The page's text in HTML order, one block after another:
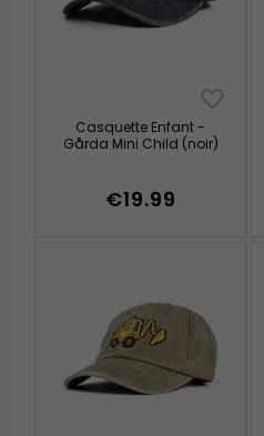
Casquette Enfant -
Gårda Mini Child (noir)
€19.99